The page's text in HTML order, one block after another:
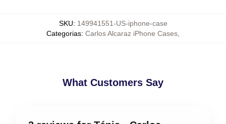
SKU: 149941551-US-iphone-case
Categorias: Carlos Alcaraz iPhone Cases
What Customers Say